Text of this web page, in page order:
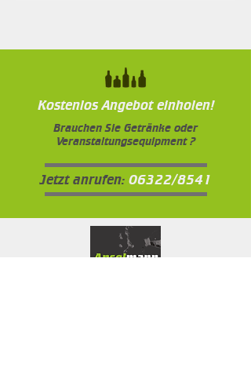
Kostenlos Angebot einholen!
Brauchen Sie Getränke oder
Veranstaltungsequipment ?
Jetzt anrufen: 06322/8541